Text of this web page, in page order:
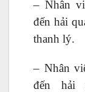
– Nhân
đến hải
thanh lý.
– Nhân
đến hải